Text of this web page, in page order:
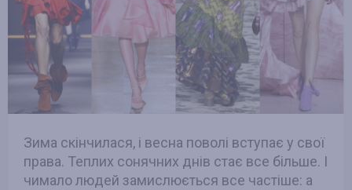
Зима скінчилася, і весна поволі вступає у свої
права. Теплих сонячних днів стає все більше. І
чимало людей замислюється все частіше: а